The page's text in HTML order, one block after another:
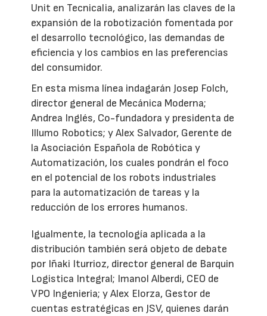
Unit en Tecnicalia, analizarán las claves de la
expansión de la robotización fomentada por
el desarrollo tecnológico, las demandas de
eficiencia y los cambios en las preferencias
del consumidor.
En esta misma línea indagarán Josep Folch,
director general de Mecánica Moderna;
Andrea Inglés, Co-fundadora y presidenta de
Illumo Robotics; y Alex Salvador, Gerente de
la Asociación Española de Robótica y
Automatización, los cuales pondrán el foco
en el potencial de los robots industriales
para la automatización de tareas y la
reducción de los errores humanos.
Igualmente, la tecnología aplicada a la
distribución también será objeto de debate
por Iñaki Iturrioz, director general de Barquin
Logistica Integral; Imanol Alberdi, CEO de
VPO Ingenieria; y Alex Elorza, Gestor de
cuentas estratégicas en JSV, quienes darán